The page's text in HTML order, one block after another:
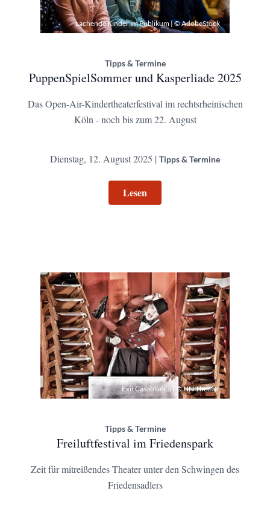
Lachende Kinder im Publikum | © AdobeStock
Tipps & Termine
PuppenSpielSommer und Kasperliade 2025
Das Open-Air-Kindertheaterfestival im rechtsrheinischen
Köln - noch bis zum 22. August
Dienstag, 12. August 2025 | Tipps & Termine
Lesen
Exit Casablanca | © NN Theater
Tipps & Termine
Freiluftfestival im Friedenspark
Zeit für mitreißendes Theater unter den Schwingen des
Friedensadlers